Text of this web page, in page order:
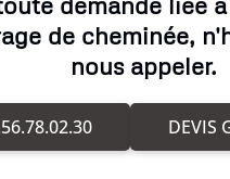
de cheminée,
nous appeler.
DEVIS